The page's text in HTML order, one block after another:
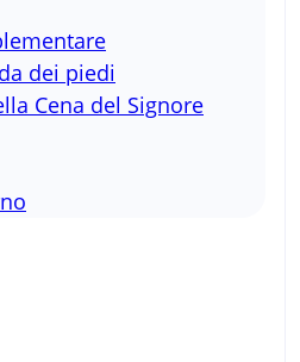
dei piedi
Cena del Signore